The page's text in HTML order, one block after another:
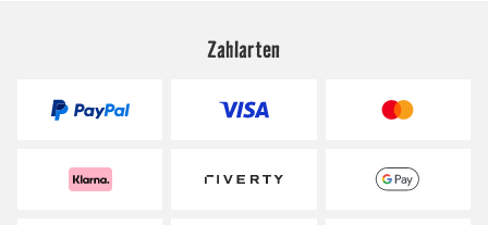
Zahlarten